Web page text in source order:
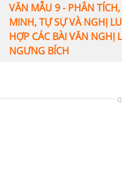
VĂN MẪU 9 - PHÂN
MINH, TỰ SỰ VÀ NGHỊ
HỢP CÁC BÀI VĂN NGHỊ
NGƯNG BÍCH